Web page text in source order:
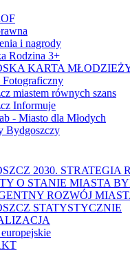
i nagrody
Rodzina 3+
KARTA
miastem równych szans
Informuje
- Miasto dla Młodych
Bydgoszczy
2030. STRATEGIA
O STANIE MIASTA
ROZWÓJ
STATYSTYCZNIE